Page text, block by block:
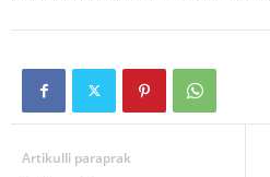
Artikulli paraprak